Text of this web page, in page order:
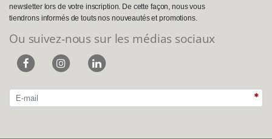
newsletter lors de votre inscription. De cette façon, nous vous
tiendrons informés de touts nos nouveautés et promotions.
Ou suivez-nous sur les médias sociaux